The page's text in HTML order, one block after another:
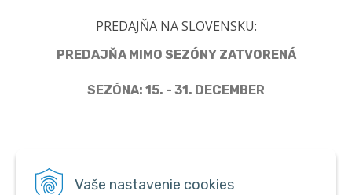
Vaše nastavenie cookies
PREDAJŇA NA SLOVENSKU:
PREDAJŇA MIMO SEZÓNY ZATVORENÁ
SEZÓNA: 15. - 31. DECEMBER